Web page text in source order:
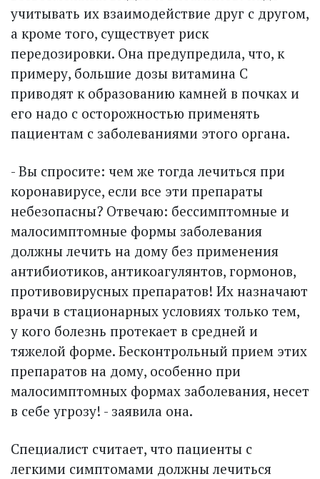
учитывать их взаимодействие друг с другом,
а кроме того, существует риск
передозировки. Она предупредила, что, к
примеру, большие дозы витамина С
приводят к образованию камней в почках и
его надо с осторожностью применять
пациентам с заболеваниями этого органа.
- Вы спросите: чем же тогда лечиться при
коронавирусе, если все эти препараты
небезопасны? Отвечаю: бессимптомные и
малосимптомные формы заболевания
должны лечить на дому без применения
антибиотиков, антикоагулянтов, гормонов,
противовирусных препаратов! Их назначают
врачи в стационарных условиях только тем,
у кого болезнь протекает в средней и
тяжелой форме. Бесконтрольный прием этих
препаратов на дому, особенно при
малосимптомных формах заболевания, несет
в себе угрозу! - заявила она.
Специалист считает, что пациенты с
легкими симптомами должны лечиться